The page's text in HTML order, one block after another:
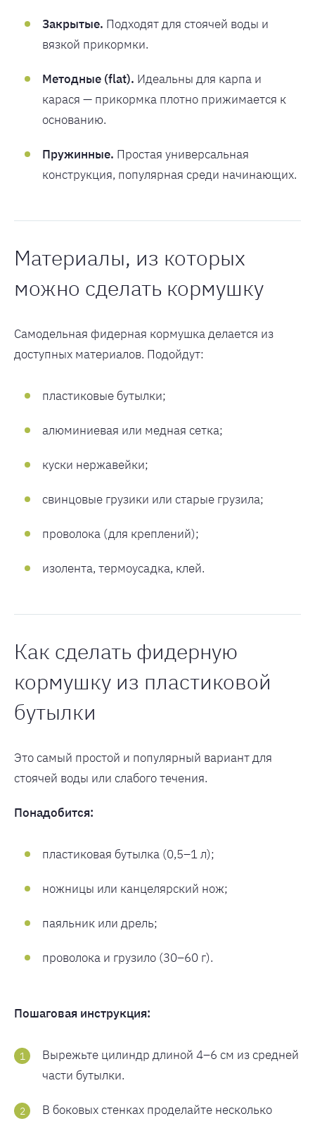
Закрытые. Подходят для стоячей воды и
вязкой прикормки.
Методные (flat). Идеальны для карпа и
карася — прикормка плотно прижимается к
основанию.
Пружинные. Простая универсальная
конструкция, популярная среди начинающих.
Материалы, из которых
можно сделать кормушку
Самодельная фидерная кормушка делается из
доступных материалов. Подойдут:
пластиковые бутылки;
алюминиевая или медная сетка;
куски нержавейки;
свинцовые грузики или старые грузила;
проволока (для креплений);
изолента, термоусадка, клей.
Как сделать фидерную
кормушку из пластиковой
бутылки
Это самый простой и популярный вариант для
стоячей воды или слабого течения.
Понадобится:
пластиковая бутылка (0,5–1 л);
ножницы или канцелярский нож;
паяльник или дрель;
проволока и грузило (30–60 г).
Пошаговая инструкция:
Вырежьте цилиндр длиной 4–6 см из средней
части бутылки.
В боковых стенках проделайте несколько